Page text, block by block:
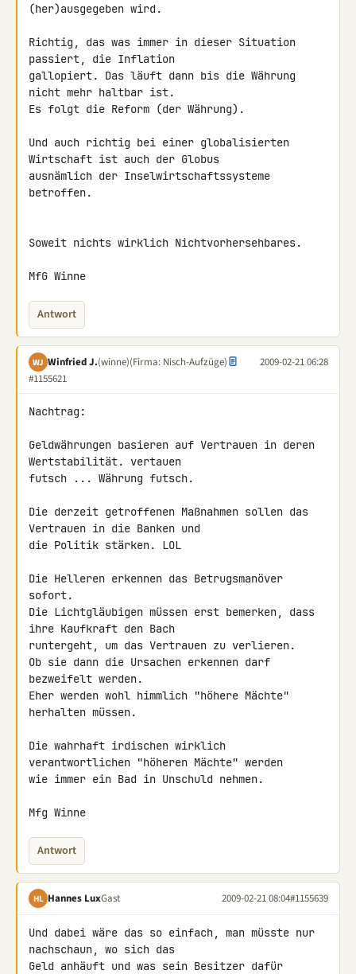
(her)ausgegeben wird.
Richtig, das was immer in dieser Situation
passiert, die Inflation
gallopiert. Das läuft dann bis die Währung
nicht mehr haltbar ist.
Es folgt die Reform (der Währung).
Und auch richtig bei einer globalisierten
Wirtschaft ist auch der Globus
ausnämlich der Inselwirtschaftssysteme
betroffen.
Soweit nichts wirklich Nichtvorhersehbares.
MfG Winne
Antwort
WJ Winfried J.(winne)(Firma: Nisch-Aufzüge)
2009-02-21 06:28
#1155621
Nachtrag:
Geldwährungen basieren auf Vertrauen in deren
Wertstabilität. vertauen
futsch ... Währung futsch.
Die derzeit getroffenen Maßnahmen sollen das
Vertrauen in die Banken und
die Politik stärken. LOL
Die Helleren erkennen das Betrugsmanöver
sofort.
Die Lichtgläubigen müssen erst bemerken, dass
ihre Kaufkraft den Bach
runtergeht, um das Vertrauen zu verlieren.
Ob sie dann die Ursachen erkennen darf
bezweifelt werden.
Eher werden wohl himmlich "höhere Mächte"
herhalten müssen.
Die wahrhaft irdischen wirklich
verantwortlichen "höheren Mächte" werden
wie immer ein Bad in Unschuld nehmen.
Mfg Winne
Antwort
HL Hannes LuxGast 2009-02-21 08:04#1155639
Und dabei wäre das so einfach, man müsste nur
nachschaun, wo sich das
Geld anhäuft und was sein Besitzer dafür